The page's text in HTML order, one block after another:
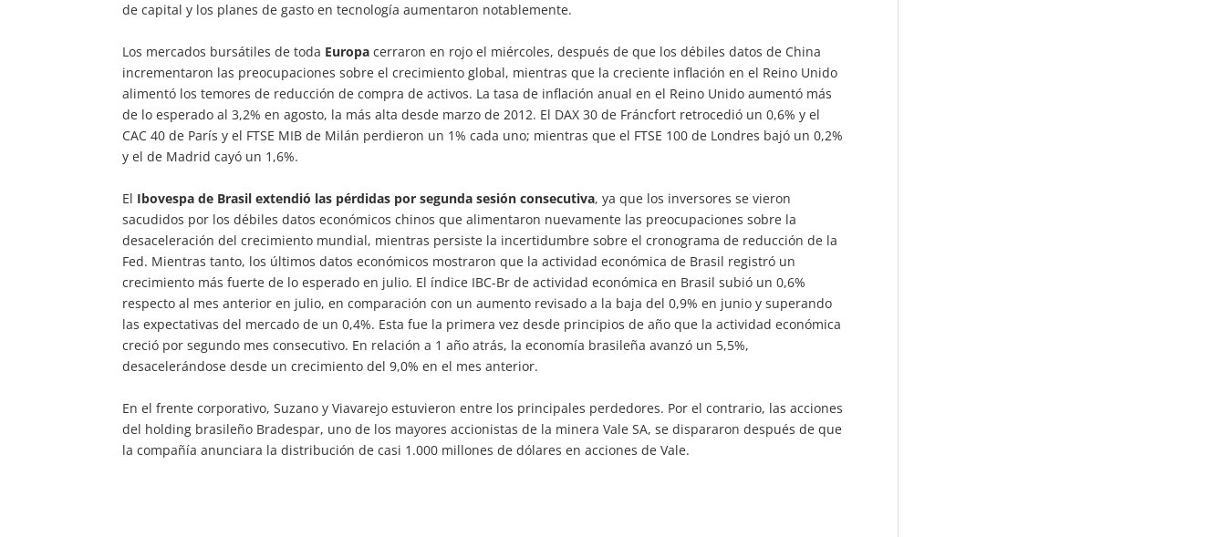
de capital y los planes de gasto en tecnología aumentaron notablemente.
Los mercados bursátiles de toda Europa cerraron en rojo el miércoles, después de que los débiles datos de China
incrementaron las preocupaciones sobre el crecimiento global, mientras que la creciente inflación en el Reino Unido
alimentó los temores de reducción de compra de activos. La tasa de inflación anual en el Reino Unido aumentó más
de lo esperado al 3,2% en agosto, la más alta desde marzo de 2012. El DAX 30 de Fráncfort retrocedió un 0,6% y el
CAC 40 de París y el FTSE MIB de Milán perdieron un 1% cada uno; mientras que el FTSE 100 de Londres bajó un 0,2%
y el de Madrid cayó un 1,6%.
El Ibovespa de Brasil extendió las pérdidas por segunda sesión consecutiva, ya que los inversores se vieron
sacudidos por los débiles datos económicos chinos que alimentaron nuevamente las preocupaciones sobre la
desaceleración del crecimiento mundial, mientras persiste la incertidumbre sobre el cronograma de reducción de la
Fed. Mientras tanto, los últimos datos económicos mostraron que la actividad económica de Brasil registró un
crecimiento más fuerte de lo esperado en julio. El índice IBC-Br de actividad económica en Brasil subió un 0,6%
respecto al mes anterior en julio, en comparación con un aumento revisado a la baja del 0,9% en junio y superando
las expectativas del mercado de un 0,4%. Esta fue la primera vez desde principios de año que la actividad económica
creció por segundo mes consecutivo. En relación a 1 año atrás, la economía brasileña avanzó un 5,5%,
desacelerándose desde un crecimiento del 9,0% en el mes anterior.
En el frente corporativo, Suzano y Viavarejo estuvieron entre los principales perdedores. Por el contrario, las acciones
del holding brasileño Bradespar, uno de los mayores accionistas de la minera Vale SA, se dispararon después de que
la compañía anunciara la distribución de casi 1.000 millones de dólares en acciones de Vale.